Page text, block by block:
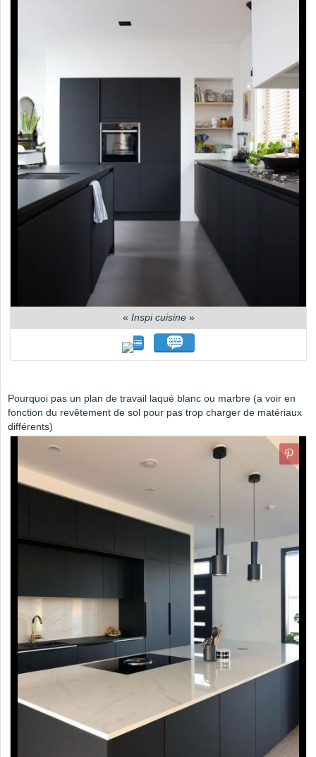
« Inspi cuisine»
Pourquoi pas un plan de travail laqué blanc ou marbre (a voir en
fonction du revêtement de sol pour pas trop charger de matériaux
différents)